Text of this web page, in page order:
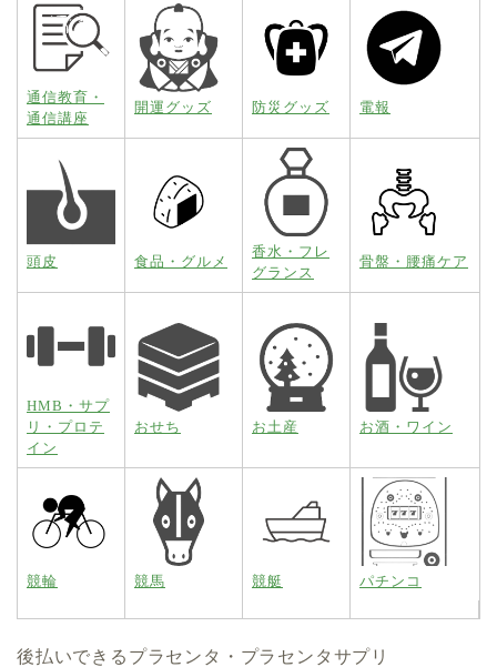
通信教育・
通信講座
開運グッズ 防災グッズ 電報
頭皮 食品・グルメ
香水・フレ
グランス
骨盤・腰痛ケア
HMB・サプ
リ・プロテ
イン
おせち お土産 お酒・ワイン
競輪 競馬 競艇 パチンコ
後払いできるプラセンタ・プラセンタサプリ